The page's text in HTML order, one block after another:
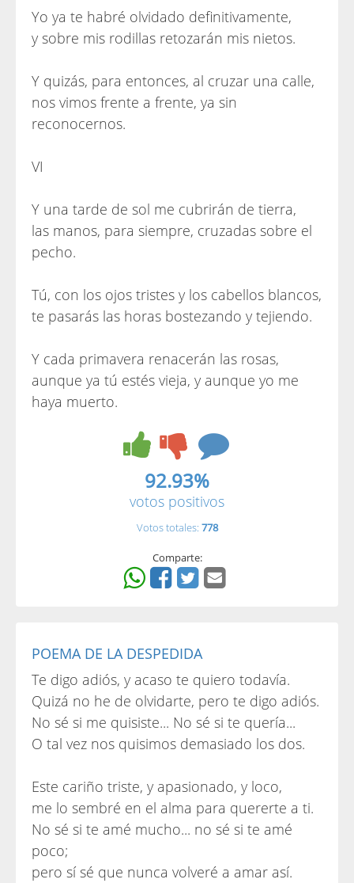
Yo ya te habré olvidado definitivamente,
y sobre mis rodillas retozarán mis nietos.
Y quizás, para entonces, al cruzar una calle,
nos vimos frente a frente, ya sin
reconocernos.
VI
Y una tarde de sol me cubrirán de tierra,
las manos, para siempre, cruzadas sobre el
pecho.
Tú, con los ojos tristes y los cabellos blancos,
te pasarás las horas bostezando y tejiendo.
Y cada primavera renacerán las rosas,
aunque ya tú estés vieja, y aunque yo me
haya muerto.
92.93%
votos positivos
Votos totales: 778
Comparte:
POEMA DE LA DESPEDIDA
Te digo adiós, y acaso te quiero todavía.
Quizá no he de olvidarte, pero te digo adiós.
No sé si me quisiste... No sé si te quería...
O tal vez nos quisimos demasiado los dos.
Este cariño triste, y apasionado, y loco,
me lo sembré en el alma para quererte a ti.
No sé si te amé mucho... no sé si te amé
poco;
pero sí sé que nunca volveré a amar así.